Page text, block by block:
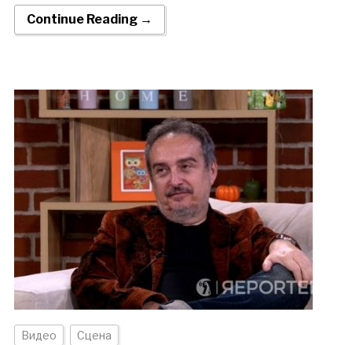
Continue Reading →
Видео Сцена